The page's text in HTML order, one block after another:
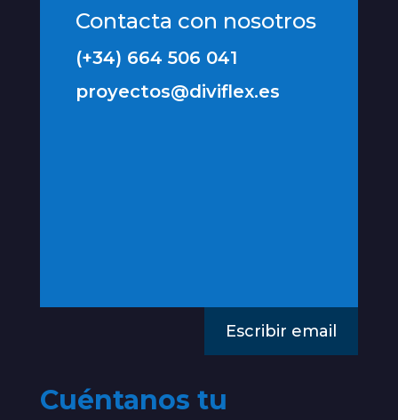
Contacta con nosotros
(+34) 664 506 041
proyectos@diviflex.es
Escribir email
Cuéntanos tu